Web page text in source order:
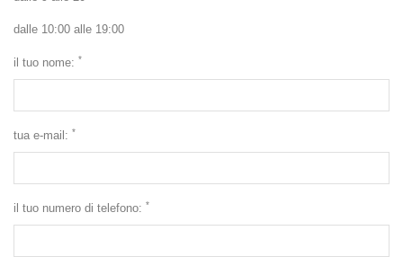
dalle 10:00 alle 19:00
il tuo nome: *
tua e-mail: *
il tuo numero di telefono: *